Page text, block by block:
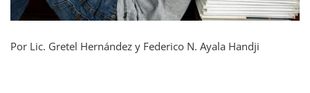
Por Lic. Gretel Hernández y Federico N. Ayala Handji